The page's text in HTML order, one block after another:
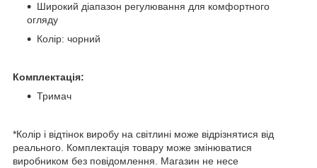
Широкий діапазон регулювання для комфортного
огляду
Колір: чорний
Комплектація:
Тримач
*Колір і відтінок виробу на світлині може відрізнятися від
реального. Комплектація товару може змінюватися
виробником без повідомлення. Магазин не несе